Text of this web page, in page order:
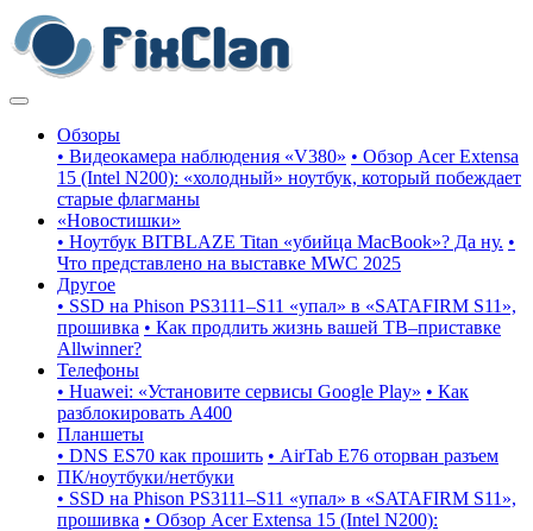
Обзоры
• Видеокамера наблюдения «V380» • Обзор Acer Extensa
15 (Intel N200): «холодный» ноутбук, который побеждает
старые флагманы
«Новостишки»
• Ноутбук BITBLAZE Titan «убийца MacBook»? Да ну. •
Что представлено на выставке MWC 2025
Другое
• SSD на Phison PS3111–S11 «упал» в «SATAFIRM S11»,
прошивка • Как продлить жизнь вашей ТВ–приставке
Allwinner?
Телефоны
• Huawei: «Установите сервисы Google Play» • Как
разблокировать A400
Планшеты
• DNS ES70 как прошить • AirTab E76 оторван разъем
ПК/ноутбуки/нетбуки
• SSD на Phison PS3111–S11 «упал» в «SATAFIRM S11»,
прошивка • Обзор Acer Extensa 15 (Intel N200):